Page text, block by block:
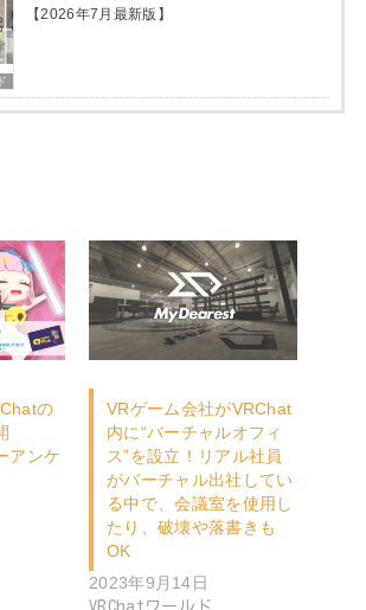
【2026年7月最新版】
の
アンケ
VRゲーム会社がVRChat
内に“バーチャルオフィ
ス”を設立！リアル社員
がバーチャル出社してい
る中で、会議室を使用し
たり、破壊や落書きも
OK
2023年9月14日